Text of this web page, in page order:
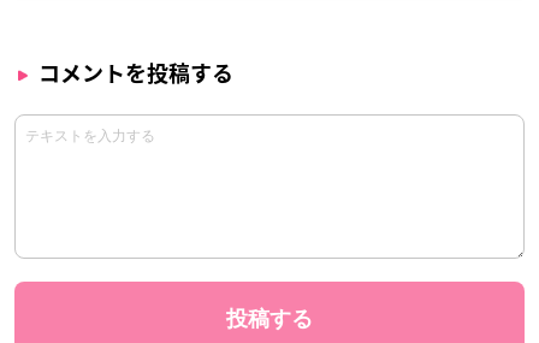
コメントを投稿する